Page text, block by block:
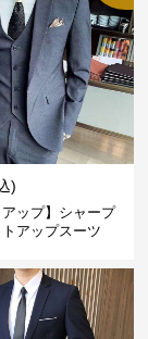
)
アップ】シャープ
アップスーツ